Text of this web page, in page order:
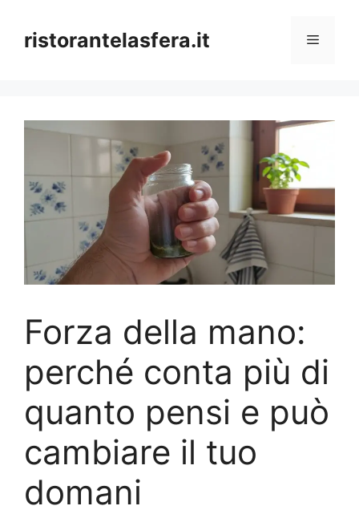
contentristorantelasfera.it Menu
Forza della mano:
perché conta più di
quanto pensi e può
cambiare il tuo
domani